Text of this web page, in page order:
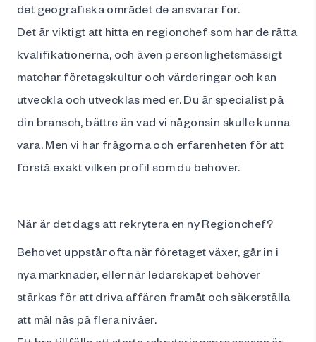
det geografiska området de ansvarar för.
Det är viktigt att hitta en regionchef som har de rätta
kvalifikationerna, och även personlighetsmässigt
matchar företagskultur och värderingar och kan
utveckla och utvecklas med er. Du är specialist på
din bransch, bättre än vad vi någonsin skulle kunna
vara. Men vi har frågorna och erfarenheten för att
förstå exakt vilken profil som du behöver.
När är det dags att rekrytera en ny Regionchef?
Behovet uppstår ofta när företaget växer, går in i
nya marknader, eller när ledarskapet behöver
stärkas för att driva affären framåt och säkerställa
att mål nås på flera nivåer.